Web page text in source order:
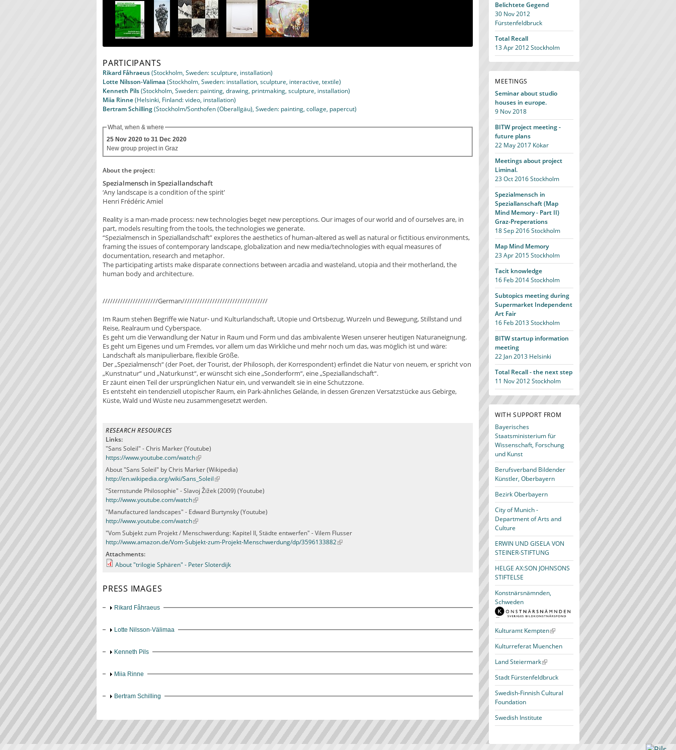
PARTICIPANTS
Rikard Fåhraeus(Stockholm, Sweden: sculpture, installation)
Lotte Nilsson-Välimaa (Stockholm, Sweden: installation, sculpture, interactive, textile)
Kenneth Pils(Stockholm, Sweden: painting, drawing, printmaking, sculpture, installation)
Miia Rinne(Helsinki, Finland: video, installation)
Bertram Schilling(Stockholm/Sonthofen (Oberallgäu), Sweden: painting, collage, papercut)
What, when & where
25 Nov 2020 to 31 Dec 2020
New group project in Graz
About the project:
Spezialmensch in Speziallandschaft
‘Any landscape is a condition of the spirit’
Henri Frédéric Amiel
Reality is a man-made process: new technologies beget new perceptions. Our images of our world and of ourselves are, in
part, models resulting from the tools, the technologies we generate.
“Spezialmensch in Speziallandschaft” explores the aesthetics of human-altered as well as natural or fictitious environments,
framing the issues of contemporary landscape, globalization and new media/technologies with equal measures of
documentation, research and metaphor.
The participating artists make disparate connections between arcadia and wasteland, utopia and their motherland, the
human body and architecture.
//////////////////////German//////////////////////////////////
Im Raum stehen Begriffe wie Natur- und Kulturlandschaft, Utopie und Ortsbezug, Wurzeln und Bewegung, Stillstand und
Reise, Realraum und Cyberspace.
Es geht um die Verwandlung der Natur in Raum und Form und das ambivalente Wesen unserer heutigen Naturaneignung.
Es geht um Eigenes und um Fremdes, vor allem um das Wirkliche und mehr noch um das, was möglich ist und wäre:
Landschaft als manipulierbare, flexible Größe.
Der „Spezialmensch“ (der Poet, der Tourist, der Philosoph, der Korrespondent) erfindet die Natur von neuem, er spricht von
„Kunstnatur“ und „Naturkunst“, er wünscht sich eine „Sonderform“, eine „Speziallandschaft“.
Er zäunt einen Teil der ursprünglichen Natur ein, und verwandelt sie in eine Schutzzone.
Es entsteht ein tendenziell utopischer Raum, ein Park-ähnliches Gelände, in dessen Grenzen Versatzstücke aus Gebirge,
Küste, Wald und Wüste neu zusammengesetzt werden.
RESEARCH RESOURCES
Links:
"Sans Soleil" - Chris Marker (Youtube)
https://www.youtube.com/watch
About "Sans Soleil" by Chris Marker (Wikipedia)
http://en.wikipedia.org/wiki/Sans_Soleil
"Sternstunde Philosophie" - Slavoj Žižek (2009) (Youtube)
http://www.youtube.com/watch
"Manufactured landscapes" - Edward Burtynsky (Youtube)
http://www.youtube.com/watch
"Vom Subjekt zum Projekt / Menschwerdung: Kapitel II, Städte entwerfen" - Vilem Flusser
http://www.amazon.de/Vom-Subjekt-zum-Projekt-Menschwerdung/dp/3596133882
Attachments:
About "trilogie Sphären" - Peter Sloterdijk
PRESS IMAGES
Show
Rikard Fåhraeus
Show
Lotte Nilsson-Välimaa
Show
Kenneth Pils
Show
Miia Rinne
Show
Bertram Schilling
Belichtete Gegend
30 Nov 2012
Fürstenfeldbruck
Total Recall
13 Apr 2012Stockholm
MEETINGS
Seminar about studio
houses in europe.
9 Nov 2018
BITW project meeting -
future plans
22 May 2017 Kökar
Meetings about project
Liminal.
23 Oct 2016Stockholm
Spezialmensch in
Speziallanschaft (Map
Mind Memory - Part II)
Graz-Preperations
18 Sep 2016Stockholm
Map Mind Memory
23 Apr 2015Stockholm
Tacit knowledge
16 Feb 2014Stockholm
Subtopics meeting during
Supermarket Independent
Art Fair
16 Feb 2013Stockholm
BITW startup information
meeting
22 Jan 2013 Helsinki
Total Recall - the next step
11 Nov 2012Stockholm
WITH SUPPORT FROM
Bayerisches
Staatsministerium für
Wissenschaft, Forschung
und Kunst
Berufsverband Bildender
Künstler, Oberbayern
Bezirk Oberbayern
City of Munich -
Department of Arts and
Culture
ERWIN UND GISELA VON
STEINER-STIFTUNG
HELGE AX:SON JOHNSONS
STIFTELSE
Konstnärsnämnden,
Schweden
Kulturamt Kempten
Kulturreferat Muenchen
Land Steiermark
Stadt Fürstenfeldbruck
Swedish-Finnish Cultural
Foundation
Swedish Institute